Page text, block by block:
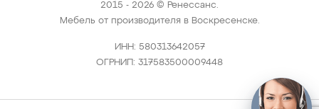
2015 - 2026 © Ренессанс.
Мебель от производителя в Воскресенске.
ИНН: 580313642057
ОГРНИП: 317583500009448